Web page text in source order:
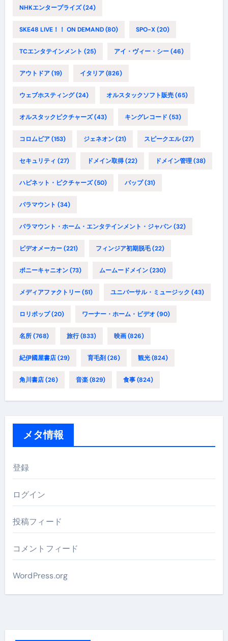
NHKエンタープライズ(24)
SKE48 LIVE！！ ON DEMAND(80) SPO-X(20)
TCエンタテインメント (25) アイ・ヴィー・シー(46)
アウトドア(19) イタリア(826)
ウェブホスティング(24) オルスタックソフト販売(65)
オルスタックピクチャーズ(43) キングレコード (53)
コロムビア(153) ジェネオン(21) スピークエル(27)
セキュリティ (27) ドメイン取得(22) ドメイン管理(38)
ハピネット・ピクチャーズ(50) バップ(31)
パラマウント (34)
パラマウント・ホーム・エンタテインメント・ジャパン(32)
ビデオメーカー(221) フィンジア初期脱毛(22)
ポニーキャニオン(73) ムームードメイン(230)
メディアファクトリー(51) ユニバーサル・ミュージック (43)
ロリポップ(20) ワーナー・ホーム・ビデオ (90)
名所(768) 旅行(833) 映画(826)
紀伊國屋書店(29) 育毛剤 (26) 観光(824)
角川書店(26) 音楽(829) 食事(824)
メタ情報
登録
ログイン
投稿フィード
コメントフィード
WordPress.org